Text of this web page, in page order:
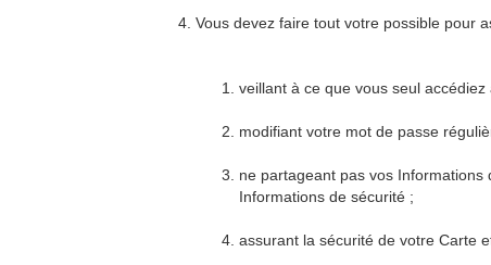
Vous devez faire tout votre possible pour
veillant à ce que vous seul
modifiant votre mot de passe
ne partageant pas vos
Informations de sécurité ;
assurant la sécurité de votre Carte